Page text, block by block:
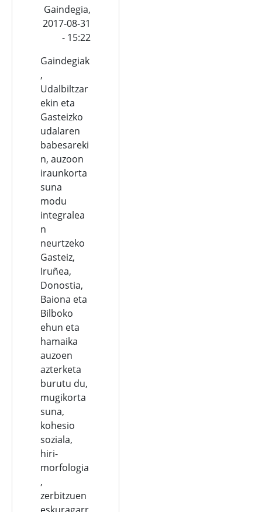
Gaindegia,
2017-08-31
- 15:22
Gaindegiak
,
Udalbiltzar
ekin eta
Gasteizko
udalaren
babesareki
n, auzoon
iraunkorta
suna
modu
integralea
n
neurtzeko
Gasteiz,
Iruñea,
Donostia,
Baiona eta
Bilboko
ehun eta
hamaika
auzoen
azterketa
burutu du,
mugikorta
suna,
kohesio
soziala,
hiri-
morfologia
,
zerbitzuen